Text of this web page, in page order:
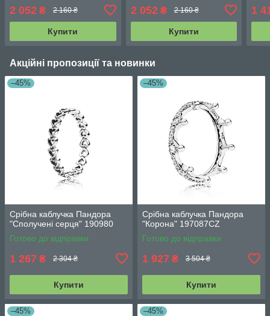
2 052 ₴ 2 160 ₴
Купити
2 052₴ 2 160 ₴
Купити
1
Акційні пропозиції та новинки
–45%
Срібна каблучка Пандора
"Сполучені серця" 190980
Готово до відправки
1 267 ₴ 2 304 ₴
Купити
–45%
Срібна каблучка Пандора
"Корона" 197087CZ
Готово до відправки
1 927 ₴ 3 504 ₴
Купити
–45% –45%